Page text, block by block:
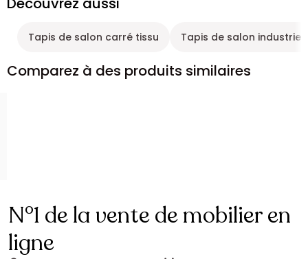
Tapis de salon carré tissu Tapis de salon industriel
Comparez à des produits similaires
N°1 de la vente de mobilier en
ligne